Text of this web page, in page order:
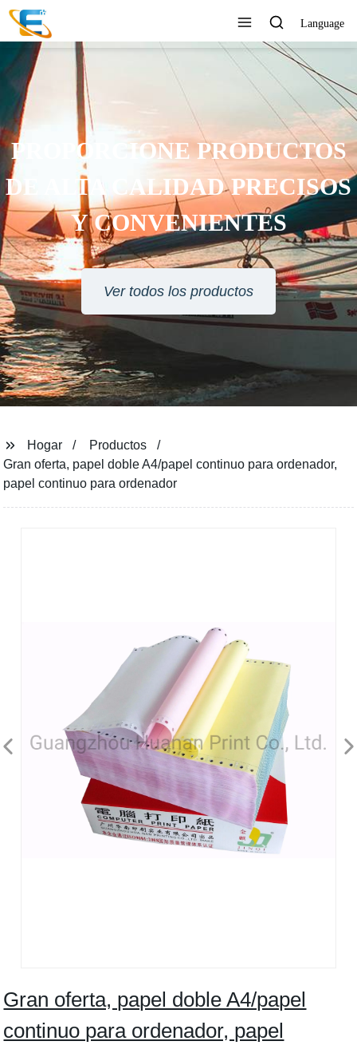
Language
SERVICIO AL CLIENTE 24
HORAS EN LÍNEA
Ver todos los productos
Hogar
Productos
Gran oferta, papel doble A4/papel continuo para ordenador,
papel continuo para ordenador
Gran oferta, papel doble A4/papel
continuo para ordenador, papel